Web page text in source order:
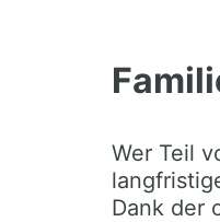
Wer Teil
Dank der